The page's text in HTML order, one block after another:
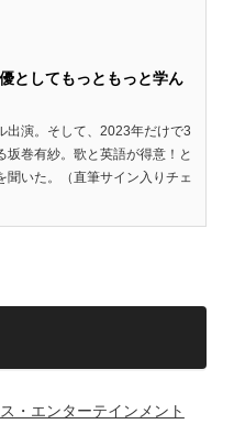
としてもっともっと学ん
出演。そして、2023年だけで3
巻有紗。歌と英語が得意！と
聞いた。（直筆サイン入りチェ
・エンターテインメント